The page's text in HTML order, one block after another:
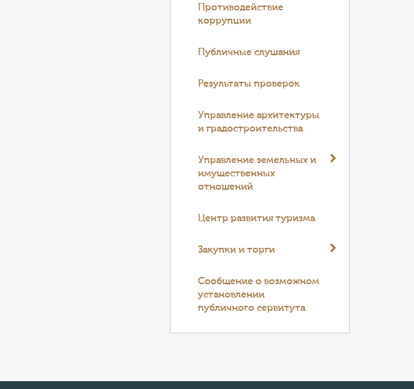
Противодействие
коррупции
Публичные слушания
Результаты проверок
Управление архитектуры
и градостроительства
Управление земельных и
имущественных
отношений
Центр развития туризма
Закупки и торги
Cообщение о возможном
установлении
публичного сервитута